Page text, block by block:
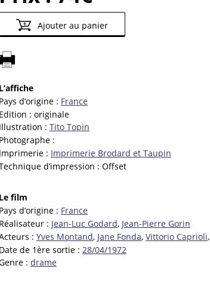
Ajouter au panier
L’affiche
Pays d’origine : France
Edition : originale
Illustration : Tito Topin
Photographe :
Imprimerie : Imprimerie Brodard et Taupin
d’impression : Offset
Le film
Pays d’origine : France
Réalisateur : Jean-Luc Godard, Jean-Pierre Gorin
: Yves Montand, Jane Fonda, Vittorio Caprioli,
Date de 1ère sortie : 28/04/1972
: drame